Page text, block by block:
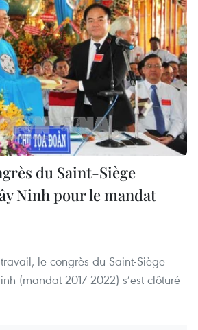
du Saint-Siège
Ninh pour le mandat
le congrès du Saint-Siège
(mandat 2017-2022) s’est clôturé